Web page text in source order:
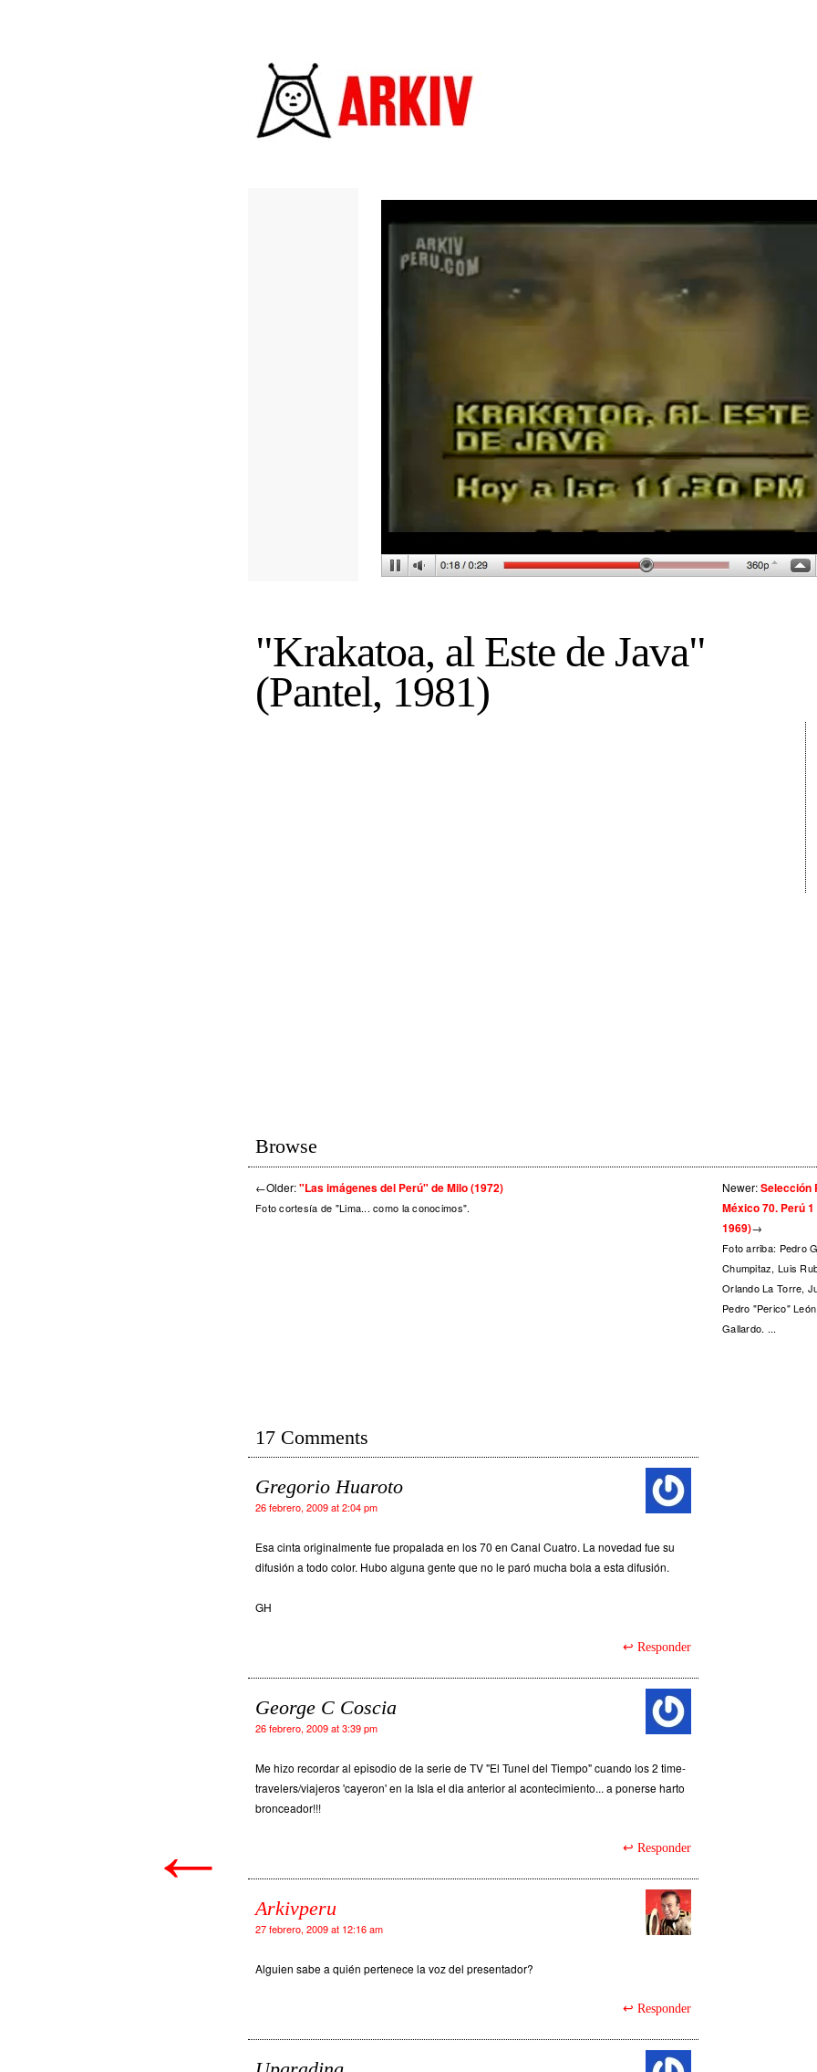
←
"Krakatoa, al Este de Java"
(Pantel, 1981)
Browse
←Older:"Las imágenes del Perú" de Milo (1972)
Foto cortesía de "Lima... como la conocimos".
Newer:Selección
México 70. Perú
1969)→
Foto arriba: Pedro
Chumpitaz, Luis
Orlando La Torre,
Pedro "Perico"
Gallardo. ...
17 Comments
Gregorio Huaroto
26 febrero, 2009 at 2:04 pm
Esa cinta originalmente fue propalada en los 70 en Canal Cuatro. La novedad fue su
difusión a todo color. Hubo alguna gente que no le paró mucha bola a esta difusión.
GH
Responder
George C Coscia
26 febrero, 2009 at 3:39 pm
Me hizo recordar al episodio de la serie de TV "El Tunel del Tiempo" cuando los 2 time-
travelers/viajeros 'cayeron' en la Isla el dia anterior al acontecimiento... a ponerse harto
bronceador!!!
Responder
Arkivperu
27 febrero, 2009 at 12:16 am
Alguien sabe a quién pertenece la voz del presentador?
Responder